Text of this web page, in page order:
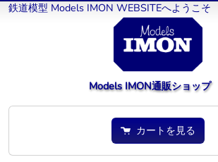
鉄道模型 Models IMON WEBSITEへようこそ
Models IMON通販ショップ
カートを見る